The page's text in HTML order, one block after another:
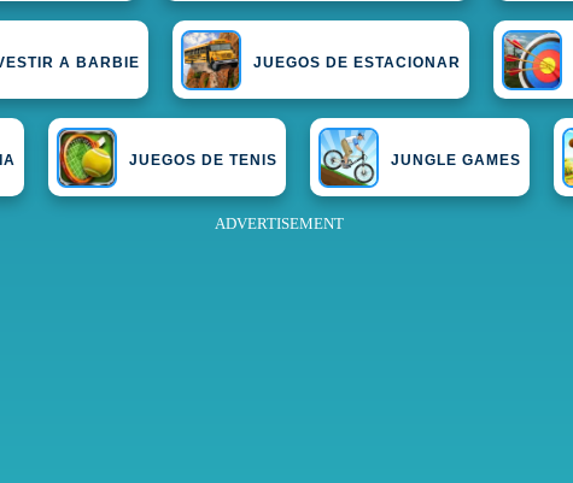
A BARBIE JUEGOS DE ESTACIONAR
JUEGOS DE TENIS JUNGLE GAMES
ADVERTISEMENT